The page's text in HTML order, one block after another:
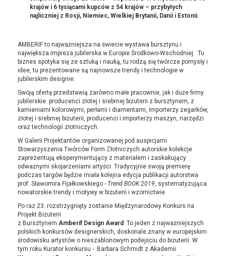
krajów i 6 tysiącami kupców z 54 krajów – przybyłych
najliczniej z Rosji, Niemiec, Wielkiej Brytanii, Danii i Estonii.
AMBERIF to najważniejsza na świecie wystawa bursztynu i
największa impreza jubilerska w Europie Środkowo-Wschodniej. Tu
biznes spotyka się ze sztuką i nauką, tu rodzą się twórcze pomysły i
idee, tu prezentowane są najnowsze trendy i technologie w
jubilerskim designie.
Swoją ofertę przedstawią zarówno małe pracownie, jak i duże firmy
jubilerskie: producenci złotej i srebrnej biżuterii z bursztynem, z
kamieniami kolorowymi, perłami i diamentami, importerzy zegarków,
złotej i srebrnej biżuterii, producenci i importerzy maszyn, narzędzi
oraz technologii złotniczych.
W Galerii Projektantów organizowanej pod auspicjami
Stowarzyszenia Twórców Form Złotniczych autorskie kolekcje
zaprezentują eksperymentujący z materiałem i zaskakujący
odważnymi skojarzeniami artyści. Tradycyjnie swoją premierę
podczas targów będzie miała kolejna edycja publikacji autorstwa
prof. Sławomira Fijałkowskiego - Trend BOOK 2019, systematyzująca
nowatorskie trendy i motywy w biżuterii i wzornictwie.
Po raz 23. rozstrzygnięty zostanie Międzynarodowy Konkurs na
Projekt Biżuterii
z Bursztynem Amberif Design Award . To jeden z najważniejszych
polskich konkursów designerskich, doskonale znany w europejskim
środowisku artystów o nieszablonowym podejściu do biżuterii. W
tym roku Kurator konkursu - Barbara Schmidt z Akademii